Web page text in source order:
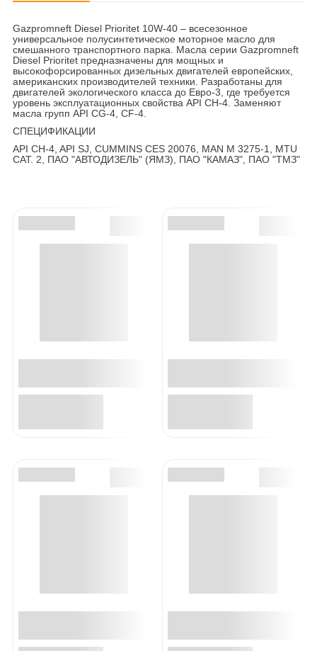
Gazpromneft Diesel Prioritet 10W-40 – всесезонное
универсальное полусинтетическое моторное масло для
смешанного транспортного парка. Масла серии Gazpromneft
Diesel Prioritet предназначены для мощных и
высокофорсированных дизельных двигателей европейских,
американских производителей техники. Разработаны для
двигателей экологического класса до Евро-3, где требуется
уровень эксплуатационных свойства API CH-4. Заменяют
масла групп API CG-4, CF-4.
СПЕЦИФИКАЦИИ
API CH-4, API SJ, CUMMINS CES 20076, MAN M 3275-1, MTU
CAT. 2, ПАО "АВТОДИЗЕЛЬ" (ЯМЗ), ПАО "КАМАЗ", ПАО "ТМЗ"